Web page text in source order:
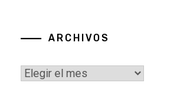
ARCHIVOS
Archivos